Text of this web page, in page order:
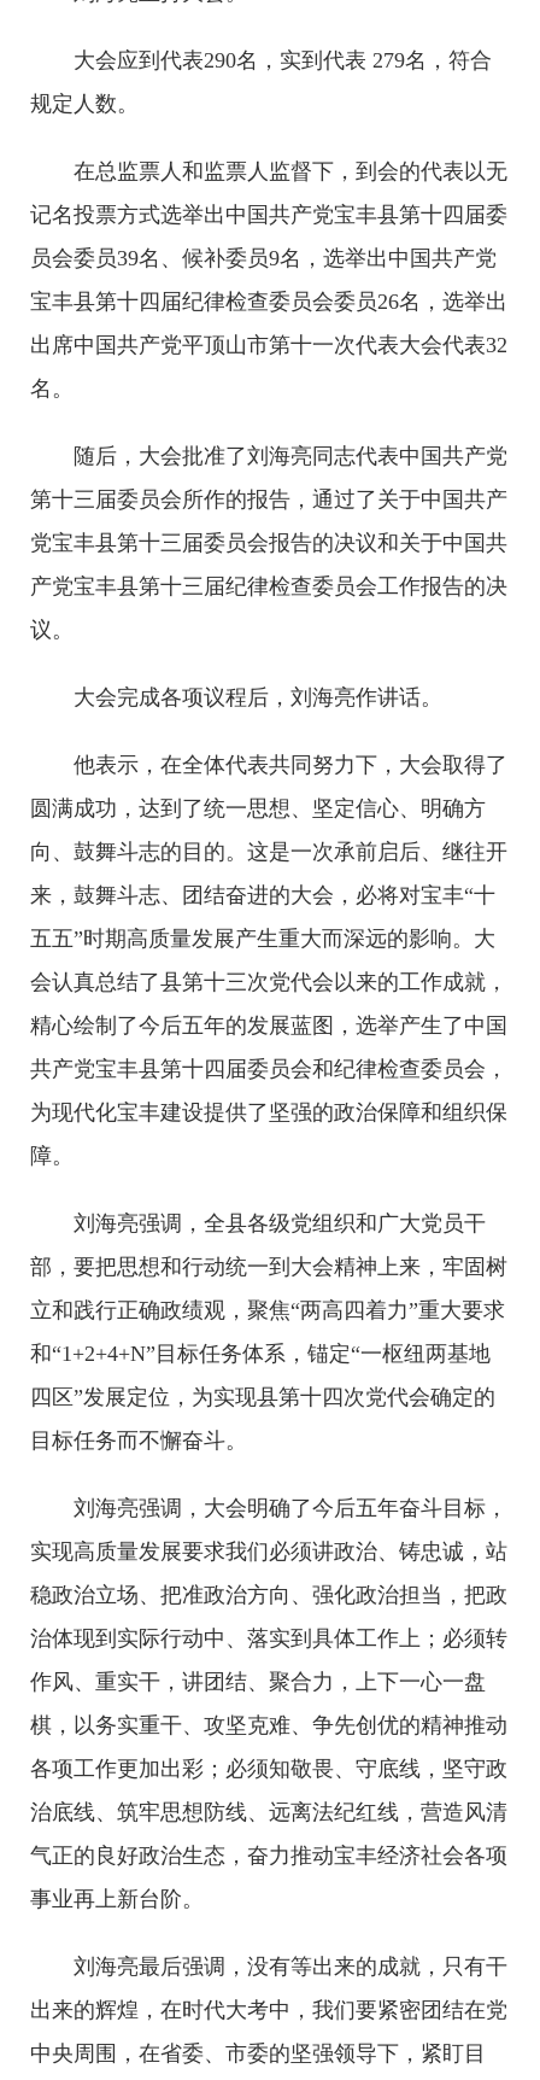
大会应到代表290名，实到代表 279名，符合
规定人数。
在总监票人和监票人监督下，到会的代表以无
记名投票方式选举出中国共产党宝丰县第十四届委
员会委员39名、候补委员9名，选举出中国共产党
宝丰县第十四届纪律检查委员会委员26名，选举出
出席中国共产党平顶山市第十一次代表大会代表32
名。
随后，大会批准了刘海亮同志代表中国共产党
第十三届委员会所作的报告，通过了关于中国共产
党宝丰县第十三届委员会报告的决议和关于中国共
产党宝丰县第十三届纪律检查委员会工作报告的决
议。
大会完成各项议程后，刘海亮作讲话。
他表示，在全体代表共同努力下，大会取得了
圆满成功，达到了统一思想、坚定信心、明确方
向、鼓舞斗志的目的。这是一次承前启后、继往开
来，鼓舞斗志、团结奋进的大会，必将对宝丰“十
五五”时期高质量发展产生重大而深远的影响。大
会认真总结了县第十三次党代会以来的工作成就，
精心绘制了今后五年的发展蓝图，选举产生了中国
共产党宝丰县第十四届委员会和纪律检查委员会，
为现代化宝丰建设提供了坚强的政治保障和组织保
障。
刘海亮强调，全县各级党组织和广大党员干
部，要把思想和行动统一到大会精神上来，牢固树
立和践行正确政绩观，聚焦“两高四着力”重大要求
和“1+2+4+N”目标任务体系，锚定“一枢纽两基地
四区”发展定位，为实现县第十四次党代会确定的
目标任务而不懈奋斗。
刘海亮强调，大会明确了今后五年奋斗目标，
实现高质量发展要求我们必须讲政治、铸忠诚，站
稳政治立场、把准政治方向、强化政治担当，把政
治体现到实际行动中、落实到具体工作上；必须转
作风、重实干，讲团结、聚合力，上下一心一盘
棋，以务实重干、攻坚克难、争先创优的精神推动
各项工作更加出彩；必须知敬畏、守底线，坚守政
治底线、筑牢思想防线、远离法纪红线，营造风清
气正的良好政治生态，奋力推动宝丰经济社会各项
事业再上新台阶。
刘海亮最后强调，没有等出来的成就，只有干
出来的辉煌，在时代大考中，我们要紧密团结在党
中央周围，在省委、市委的坚强领导下，紧盯目